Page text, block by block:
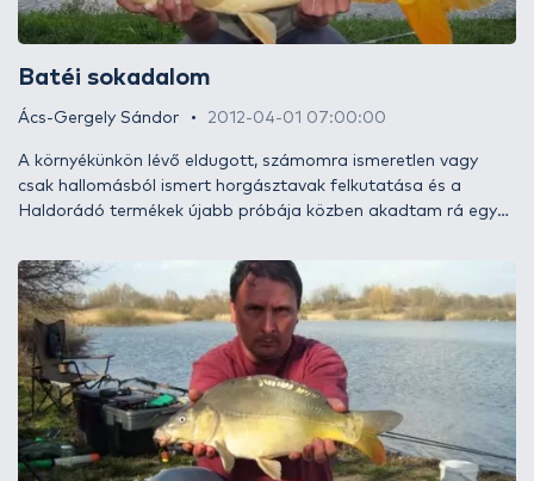
Batéi sokadalom
Ács-Gergely Sándor 2012-04-01 07:00:00
A környékünkön lévő eldugott, számomra ismeretlen vagy
csak hallomásból ismert horgásztavak felkutatása és a
Haldorádó termékek újabb próbája közben akadtam rá egy
eltöltenem. Ha velem tartotok, elmondom az egyik ilyen nap
részleteit.